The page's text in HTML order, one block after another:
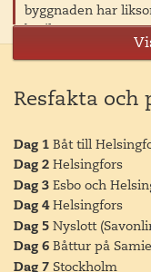
byggnaden har
butiker,
50-talet. Varenda
Efter detta blir det
shoppingcenter har
Efter lunch besöker
Kampen där det
minimalistiska
innovativa
invändigt.
Här ligger också
Resfakta och
Dag 1 Båt till
Dag 2 Helsingfors
Dag 3 Esbo och
Dag 4 Helsingfors
Dag 5 Nyslott
Dag 6 Båttur på
Dag 7 Stockholm